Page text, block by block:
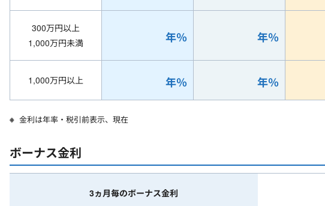
300万円以上
1,000万円未満
年％ 年％
1,000万円以上 年％ 年％
金利は年率・税引前表示、 現在
ボーナス金利
3ヵ月毎のボーナス金利